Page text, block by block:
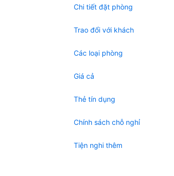
Chi tiết đặt phòng
Trao đổi với khách
Các loại phòng
Giá cả
Thẻ tín dụng
Chính sách chỗ nghỉ
Tiện nghi thêm